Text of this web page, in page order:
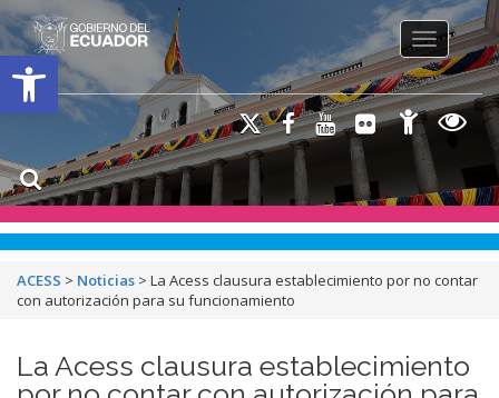
Open toolbar
Toggle
ACESS > Noticias > La Acess clausura establecimiento por no contar
con autorización para su funcionamiento
La Acess clausura establecimiento